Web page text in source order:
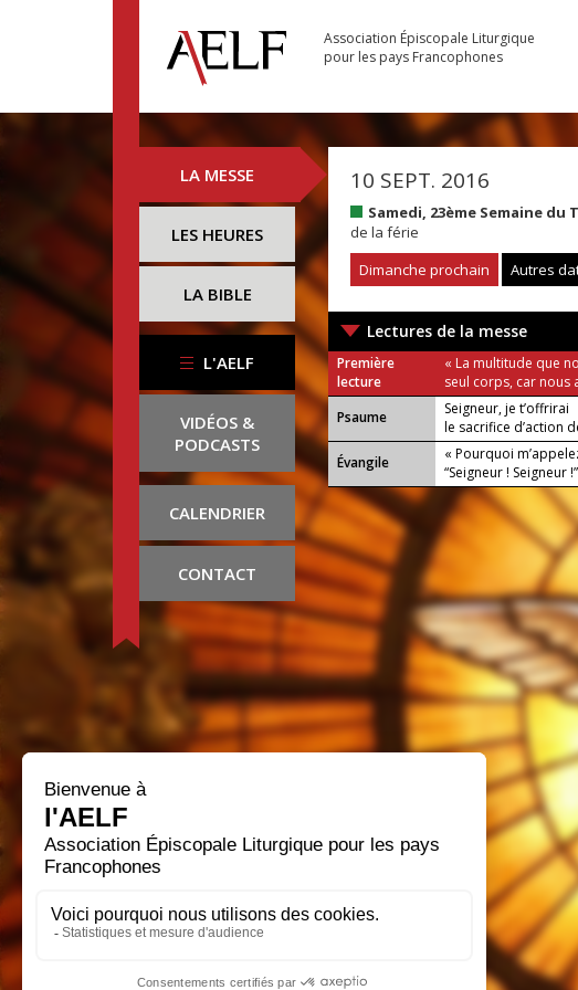
Association Épiscopale Liturgique
pour les pays Francophones
LA MESSE
LES HEURES
LA BIBLE
L'AELF
VIDÉOS &
PODCASTS
CALENDRIER
CONTACT
10 SEPT. 2016
Samedi, 23ème Semaine
de la férie
Dimanche prochain
Autres
Lectures de la messe
Première
lecture
« La multitude que
seul corps, car nous
Psaume
Seigneur, je t’offrirai
le sacrifice d’action
Évangile
« Pourquoi
“Seigneur ! Seigneur